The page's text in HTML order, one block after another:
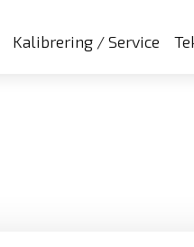
Kalibrering / Service